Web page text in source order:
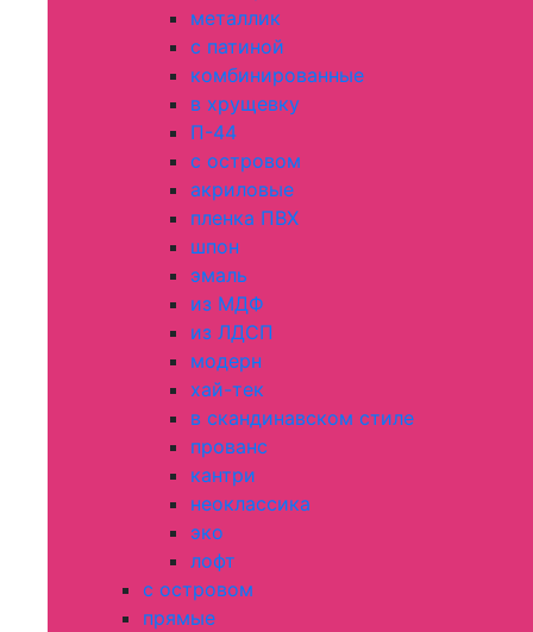
металлик
с патиной
комбинированные
в хрущевку
П-44
с островом
акриловые
пленка ПВХ
шпон
эмаль
из МДФ
из ЛДСП
модерн
хай-тек
в скандинавском стиле
прованс
кантри
неоклассика
эко
лофт
с островом
прямые